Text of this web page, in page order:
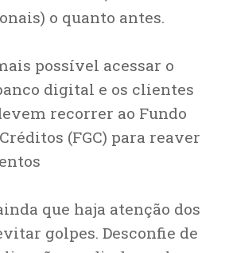
o quanto antes.
possível acessar o
digital e os clientes
recorrer ao Fundo
(FGC) para reaver
que haja atenção dos
golpes. Desconfie de